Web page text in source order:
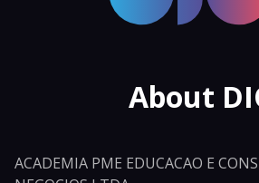
About
ACADEMIA PME EDUCACAO E